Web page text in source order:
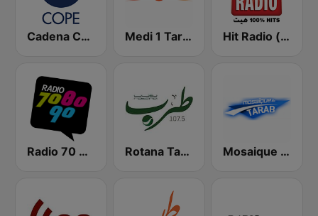
Cadena COPE Medi 1 Tarab (ميدى1 طرب) Hit Radio (هيت راديو)
Radio 70 80 90 Rotana Tarab Jordan ( راديو روتانا طرب الاردن) Mosaique FM Tarab (موزاييك إف إم)